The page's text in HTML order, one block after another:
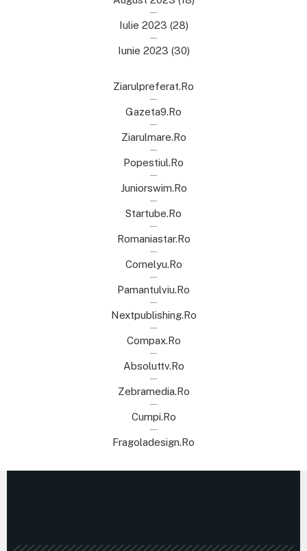
Iulie 2023 (28)
Iunie 2023 (30)
Ziarulpreferat.ro
Gazeta9.ro
Ziarulmare.ro
Popestiul.ro
Juniorswim.ro
Startube.ro
Romaniastar.ro
Cornelyu.ro
Pamantulviu.ro
Nextpublishing.ro
Compax.ro
Absoluttv.ro
Zebramedia.ro
Cumpi.ro
Fragoladesign.ro